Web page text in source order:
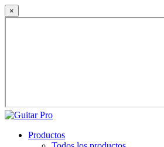
×
Productos